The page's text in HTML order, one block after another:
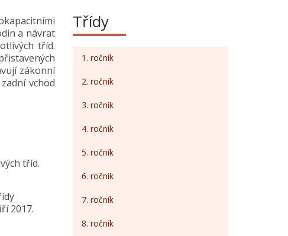
a návrat
tříd.
zákonní
vchod
tříd.
2017.
Třídy
1. ročník
2. ročník
3. ročník
4. ročník
5. ročník
6. ročník
7. ročník
8. ročník